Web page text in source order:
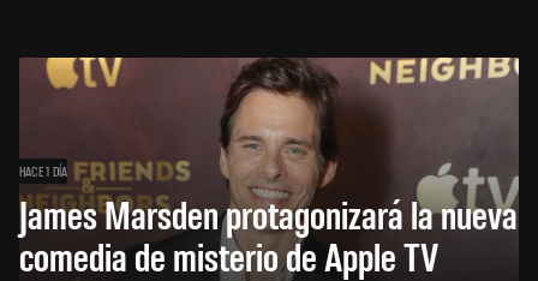
HACE 1 DÍA
James Marsden protagonizará la nueva
comedia de misterio de Apple TV